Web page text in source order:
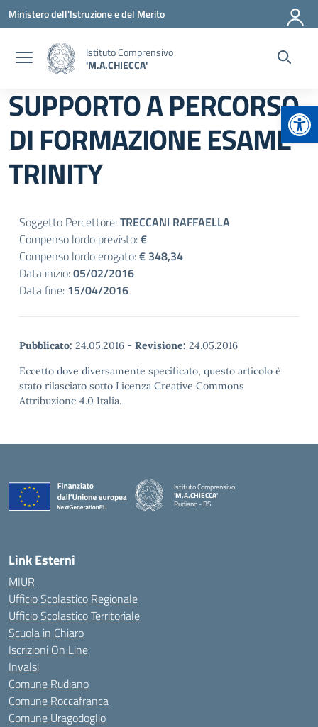
Vai ai contenuti
Vai al menu di navigazione
Vai al footer
Ministero dell'Istruzione e del Merito
Istituto Comprensivo
'M.A.CHIECCA'
SUPPORTO A PERCORSO
DI FORMAZIONE ESAME
TRINITY
Soggetto Percettore:TRECCANI RAFFAELLA
Compenso lordo previsto:€
Compenso lordo erogato:€ 348,34
Data inizio:05/02/2016
Data fine: 15/04/2016
Pubblicato: 24.05.2016 - Revisione: 24.05.2016
Eccetto dove diversamente specificato, questo articolo è
stato rilasciato sotto Licenza Creative Commons
Attribuzione 4.0 Italia.
Istituto Comprensivo
'M.A.CHIECCA'
Rudiano - BS
Link Esterni
MIUR
Ufficio Scolastico Regionale
Ufficio Scolastico Territoriale
Scuola in Chiaro
Iscrizioni On Line
Invalsi
Comune Rudiano
Comune Roccafranca
Comune Uragodoglio